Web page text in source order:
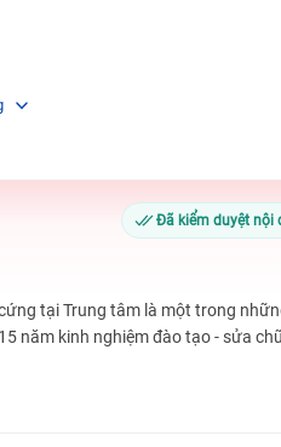
Đã kiểm duyệt nội
tại Trung tâm là một trong
năm kinh nghiệm đào tạo - sửa